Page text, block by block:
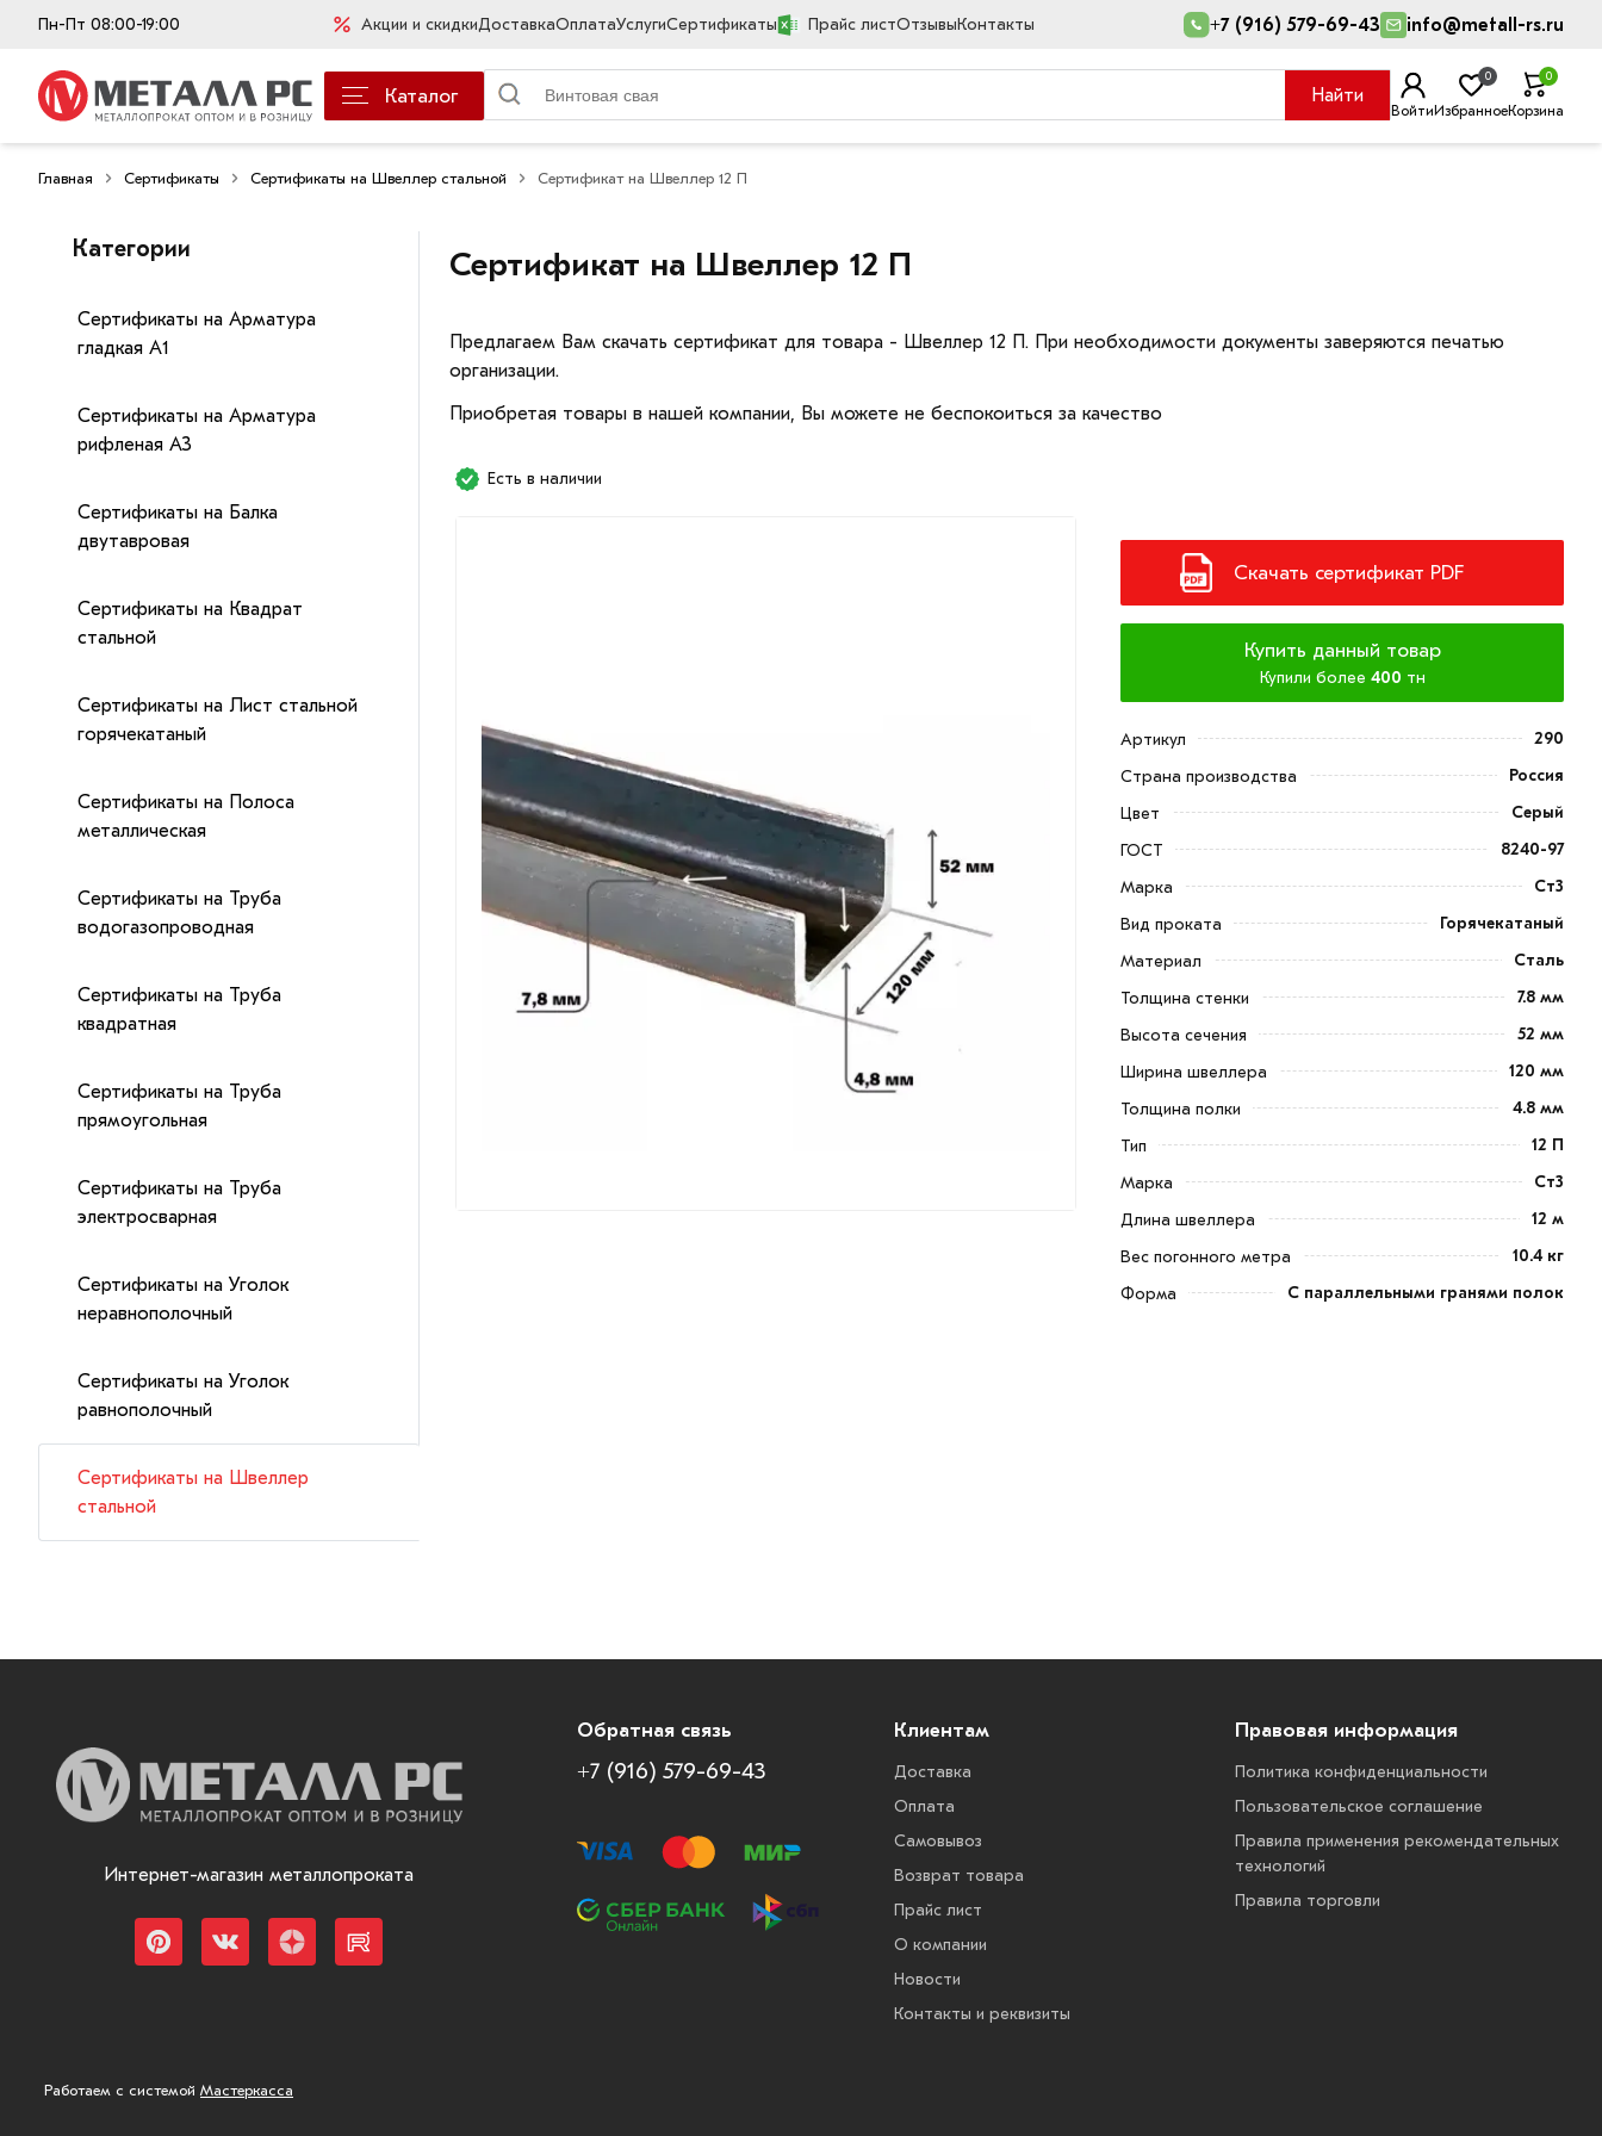
Пн-Пт 08:00-19:00 Акции и скидкиДоставкаОплатаУслугиСертификаты Прайс листОтзывыКонтакты +7 (916) 579-69-43 info@metall-rs.ru
Каталог Найти
ВойтиИзбранное
0
Корзина
0
Главная Сертификаты Сертификаты на Швеллер стальной Сертификат на Швеллер 12 П
Категории
Сертификаты на Арматура
гладкая А1
Сертификаты на Арматура
рифленая А3
Сертификаты на Балка
двутавровая
Сертификаты на Квадрат
стальной
Сертификаты на Лист стальной
горячекатаный
Сертификаты на Полоса
металлическая
Сертификаты на Труба
водогазопроводная
Сертификаты на Труба
квадратная
Сертификаты на Труба
прямоугольная
Сертификаты на Труба
электросварная
Сертификаты на Уголок
неравнополочный
Сертификаты на Уголок
равнополочный
Сертификаты на Швеллер
стальной
Сертификат на Швеллер 12 П
Предлагаем Вам скачать сертификат для товара - Швеллер 12 П. При необходимости документы заверяются печатью
организации.
Приобретая товары в нашей компании, Вы можете не беспокоиться за качество
Есть в наличии
Скачать сертификат PDF
Купить данный товар
Купили более 400 тн
Артикул
290
Страна производства
Россия
Цвет
Серый
ГОСТ
8240-97
Марка
Ст3
Вид проката
Горячекатаный
Материал
Сталь
Толщина стенки
7.8 мм
Высота сечения
52 мм
Ширина швеллера
120 мм
Толщина полки
4.8 мм
Тип
12 П
Марка
Ст3
Длина швеллера
12 м
Вес погонного метра
10.4 кг
Форма
С параллельными гранями полок
Интернет-магазин металлопроката
Обратная связь
+7 (916) 579-69-43
Клиентам
Доставка
Оплата
Самовывоз
Возврат товара
Прайс лист
О компании
Новости
Контакты и реквизиты
Правовая информация
Политика конфиденциальности
Пользовательское соглашение
Правила применения рекомендательных
технологий
Правила торговли
Работаем с системой Мастеркасса